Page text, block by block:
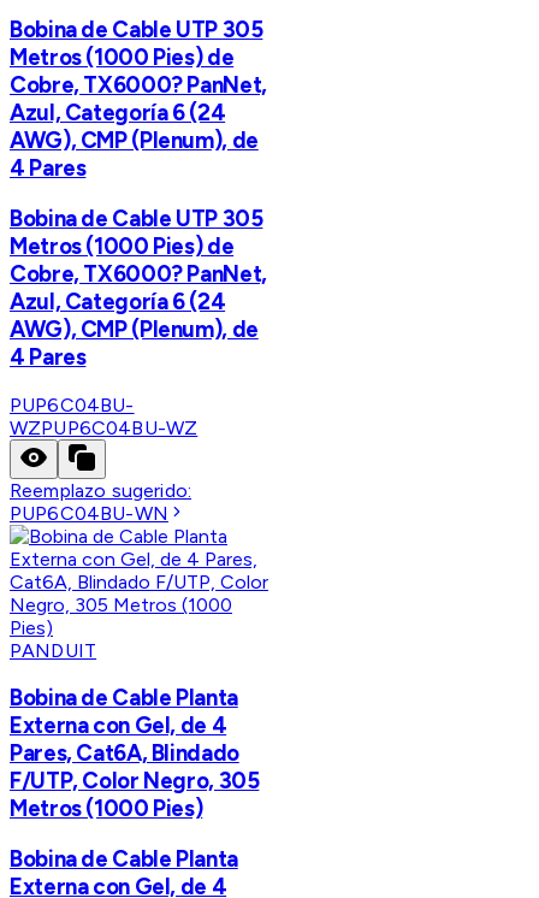
Bobina de Cable UTP 305
Metros (1000 Pies) de
Cobre, TX6000? PanNet,
Azul, Categoría 6 (24
AWG), CMP (Plenum), de
4 Pares
Bobina de Cable UTP 305
Metros (1000 Pies) de
Cobre, TX6000? PanNet,
Azul, Categoría 6 (24
AWG), CMP (Plenum), de
4 Pares
PUP6C04BU-
WZPUP6C04BU-WZ
Reemplazo sugerido:
PUP6C04BU-WN
PANDUIT
Bobina de Cable Planta
Externa con Gel, de 4
Pares, Cat6A, Blindado
F/UTP, Color Negro, 305
Metros (1000 Pies)
Bobina de Cable Planta
Externa con Gel, de 4